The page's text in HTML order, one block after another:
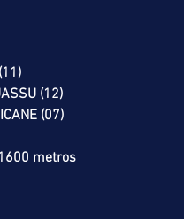
(12)
(07)
metros